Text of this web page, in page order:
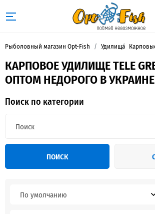
Рыболовный магазин Opt-Fish Удилища
КАРПОВОЕ УДИЛИЩЕ TELE
ОПТОМ НЕДОРОГО В УКРАИНЕ
Поиск по категории
ПОИСК
По умолчанию